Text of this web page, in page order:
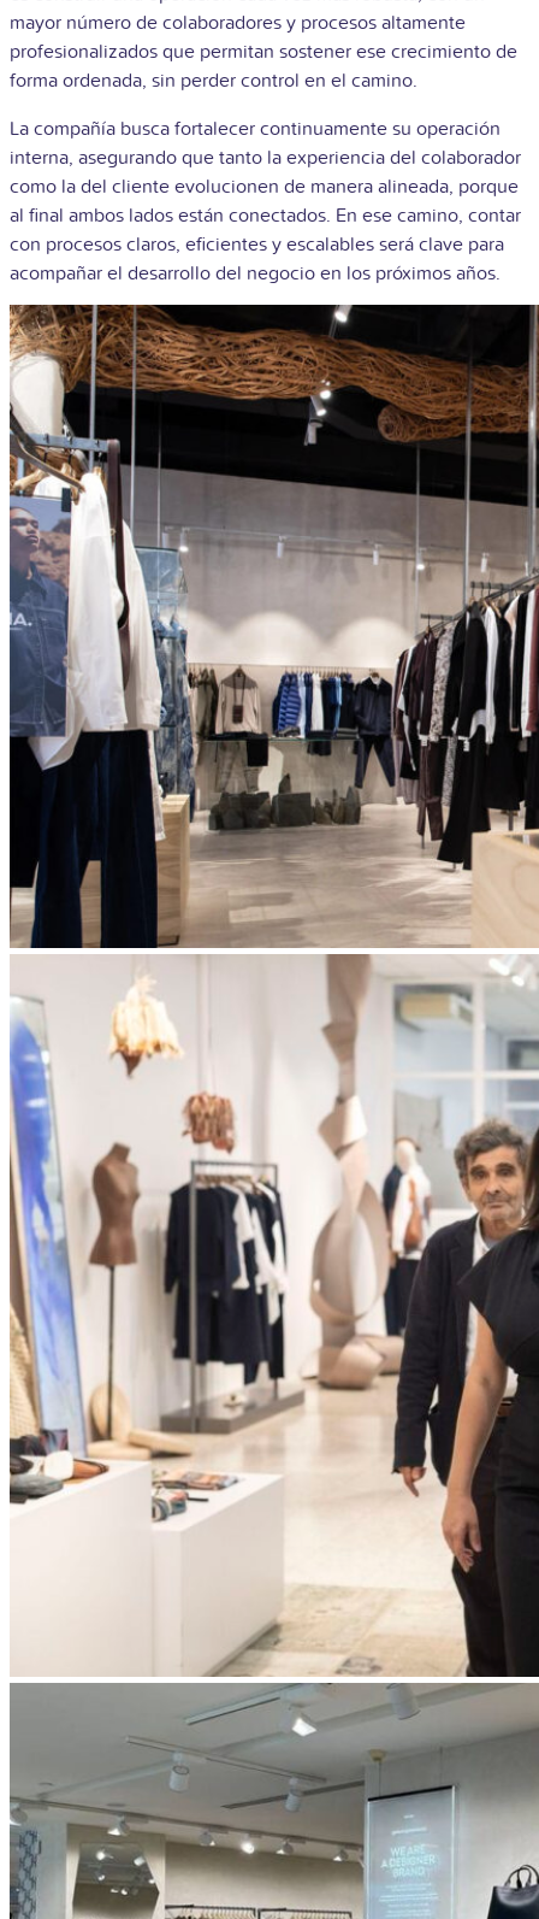
mayor número de colaboradores y procesos altamente
profesionalizados que permitan sostener ese crecimiento de
forma ordenada, sin perder control en el camino.
La compañía busca fortalecer continuamente su operación
interna, asegurando que tanto la experiencia del colaborador
como la del cliente evolucionen de manera alineada, porque
al final ambos lados están conectados. En ese camino, contar
con procesos claros, eficientes y escalables será clave para
acompañar el desarrollo del negocio en los próximos años.